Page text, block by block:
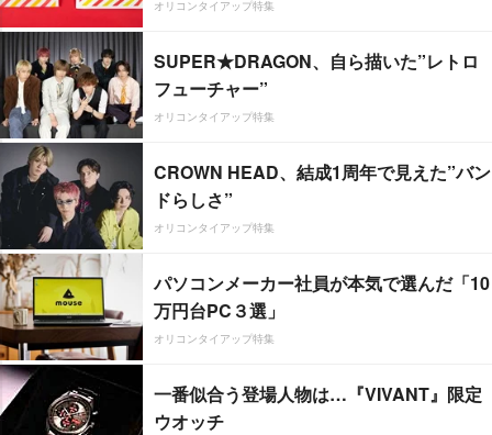
オリコンタイアップ特集
SUPER★DRAGON、自ら描いた”レトロ
フューチャー”
オリコンタイアップ特集
CROWN HEAD、結成1周年で見えた”バン
ドらしさ”
オリコンタイアップ特集
パソコンメーカー社員が本気で選んだ「10
万円台PC３選」
オリコンタイアップ特集
一番似合う登場人物は…『VIVANT』限定
ウオッチ